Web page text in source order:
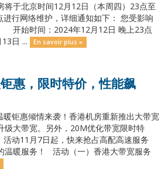
将于北京时间12月12日（本周四）23点至
行网络维护，详细通知如下： 您受影响
开始时间：2024年12月12日 晚上23点
日 ...
En savoir plus »
惠，限时特价，性能飙
钜惠倾情来袭！香港机房重新推出大带宽
级大带宽。另外，20M优化带宽限时特
动11月7日起，快来抢占高配高速服务
温暖服务！ 活动（一）香港大带宽服务